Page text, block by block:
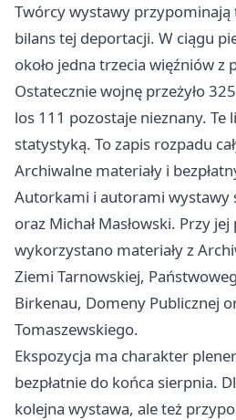
Twórcy wystawy
bilans tej deportacji. W ciągu
około jedna trzecia więźniów
Ostatecznie wojnę przeżyło
los 111 pozostaje nieznany. Te
statystyką. To zapis rozpadu
Archiwalne materiały i
Autorkami i autorami wystawy
oraz Michał Masłowski. Przy
wykorzystano materiały z
Ziemi Tarnowskiej,
Birkenau, Domeny Publicznej
Tomaszewskiego.
Ekspozycja ma charakter
bezpłatnie do końca sierpnia.
kolejna wystawa, ale też